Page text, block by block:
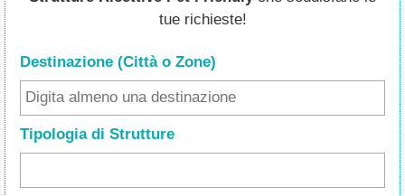
tue richieste!
Destinazione (Città o Zone)
Tipologia di Strutture